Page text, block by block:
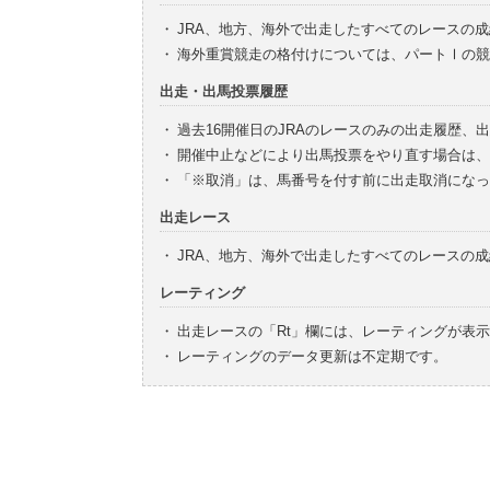
・ JRA、地方、海外で出走したすべてのレースの
・ 海外重賞競走の格付けについては、パートⅠの
出走・出馬投票履歴
・ 過去16開催日のJRAのレースのみの出走履歴、
・ 開催中止などにより出馬投票をやり直す場合は
・
「※取消」は、馬番号を付す前に出走取消にな
出走レース
・ JRA、地方、海外で出走したすべてのレースの
レーティング
・ 出走レースの「Rt」欄には、レーティングが表
・
レーティングのデータ更新は不定期です。